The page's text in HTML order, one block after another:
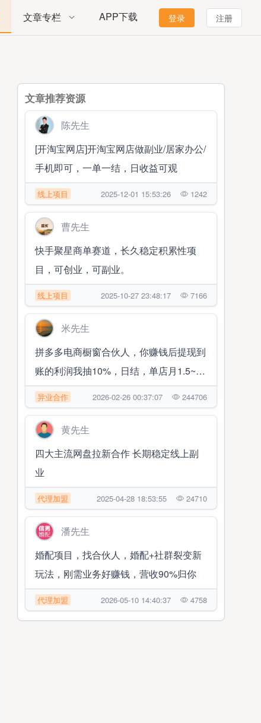
文章专栏 APP下载 登录 注册
文章推荐资源
陈先生
[开淘宝网店]开淘宝网店做副业/居家办公/
手机即可，一单一结，日收益可观
线上项目 2025-12-01 15:53:26 1242
曹先生
快手聚星商单赛道，长久稳定积累性项
目，可创业，可副业。
线上项目 2025-10-27 23:48:17 7166
米先生
拼多多电商橱窗合伙人，你赚钱后提现到
账的利润我抽10%，日结，单店月1.5~2
万 随时提现
异业合作 2026-02-26 00:37:07 244706
黄先生
四大主流网盘拉新合作 长期稳定线上副
业
代理加盟 2025-04-28 18:53:55 24710
潘先生
婚配项目，找合伙人，婚配+社群裂变新
玩法，刚需业务好赚钱，营收90%归你
代理加盟 2026-05-10 14:40:37 4758